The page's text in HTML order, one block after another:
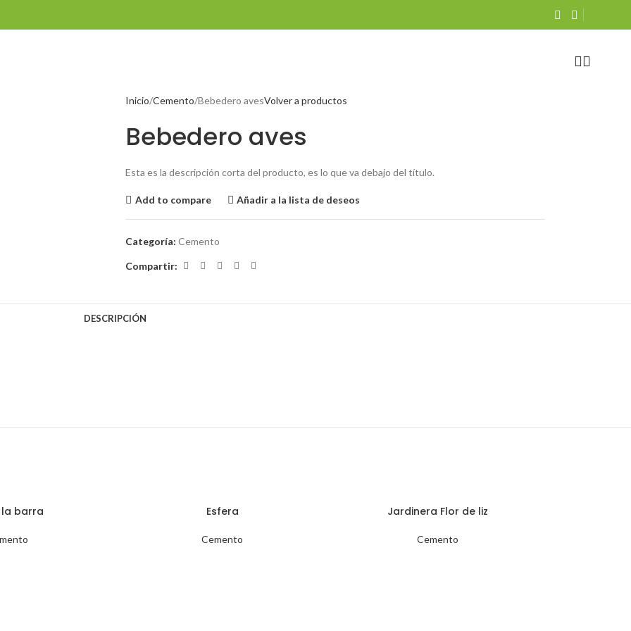
Inicio Cemento Bebedero avesVolver a productos
Bebedero aves
Esta es la descripción corta del producto, es lo que va debajo del título.
Add to compare Añadir a la lista de deseos
Categoría: Cemento
Compartir:
DESCRIPCIÓN
barra Esfera
Cemento
Jardinera Flor de liz
Cemento